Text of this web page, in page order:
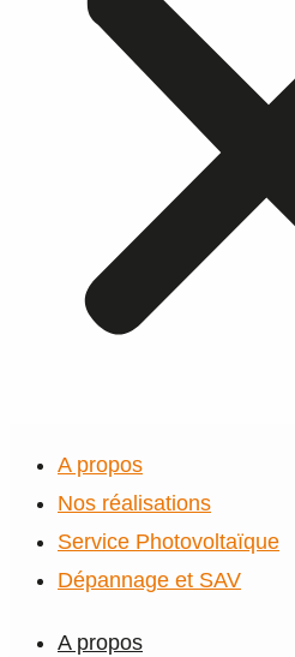
A propos
Nos réalisations
Service Photovoltaïque
Dépannage et SAV
A propos